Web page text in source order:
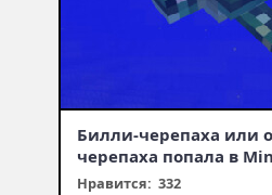
Билли-черепаха или
черепаха попала в
Нравится: 332